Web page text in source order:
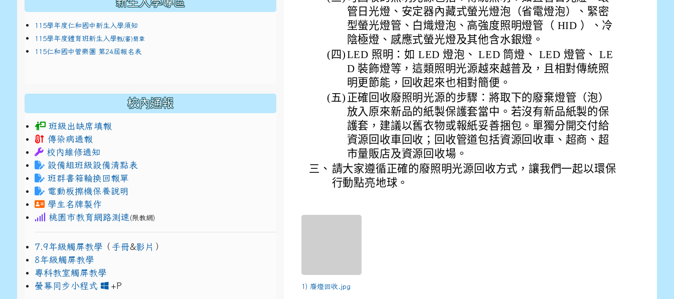
管日光燈、安定器內藏式螢光燈泡（省電燈泡）、緊密
型螢光燈管、白熾燈泡、高強度照明燈管（ HID ）、冷
陰極燈、感應式螢光燈及其他含水銀燈。
(四)LED 照明：如 LED 燈泡、 LED 筒燈、 LED 燈管、 LE
D 裝飾燈等，這類照明光源越來越普及，且相對傳統照
明更節能，回收起來也相對簡便。
(五) 正確回收廢照明光源的步驟：將取下的廢棄燈管（泡）
放入原來新品的紙製保護套當中。若沒有新品紙製的保
護套，建議以舊衣物或報紙妥善捆包。單獨分開交付給
資源回收車回收；回收管道包括資源回收車、超商、超
市量販店及資源回收場。
三、 請大家遵循正確的廢照明光源回收方式，讓我們一起以環保
行動點亮地球。
1) 廢燈回收.jpg
115學年度仁和國中新生入學須知
115學年度體育班新生入學甄(審)簡章
115仁和國中管樂團 第24屆報名表
校內通報
班級出缺席填報
傳染病通報
校內維修通知
設備組班級設備清點表
班群書箱輪換回報單
電動板擦機保養說明
學生名牌製作
桃園市教育網路測速 (限教網)
7.9年級觸屏教學 （ 手冊&影片 ）
8年級觸屏教學
專科教室觸屏教學
螢幕同步小程式
+Plink to https://www.jhjhs.tyc.edu.tw/uploads/tad_blocks/file/
link to https://drive.google.com/file/d/1DRAbt49kEePJ5_zYCA1AuLinl3dysZ_8/view?usp=sharing